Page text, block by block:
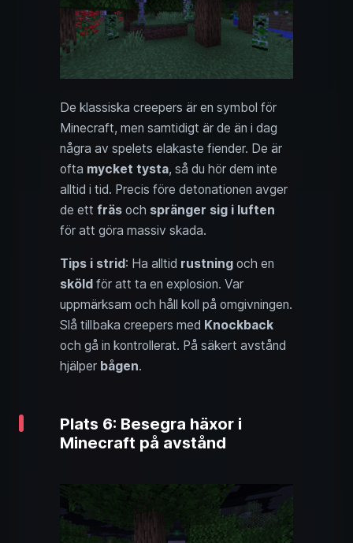
De klassiska creepers är en symbol för
Minecraft, men samtidigt är de än i dag
några av spelets elakaste fiender. De är
ofta mycket tysta, så du hör dem inte
alltid i tid. Precis före detonationen avger
de ett fräs och spränger sig i luften
för att göra massiv skada.
Tips i strid : Ha alltid rustning och en
sköld för att ta en explosion. Var
uppmärksam och håll koll på omgivningen.
Slå tillbaka creepers med Knockback
och gå in kontrollerat. På säkert avstånd
hjälper bågen.
Plats 6: Besegra häxor i
Minecraft på avstånd